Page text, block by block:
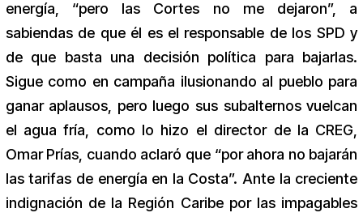
energía, “pero las Cortes no me dejaron”, a
sabiendas de que él es el responsable de los SPD y
de que basta una decisión política para bajarlas.
Sigue como en campaña ilusionando al pueblo para
ganar aplausos, pero luego sus subalternos vuelcan
el agua fría, como lo hizo el director de la CREG,
Omar Prías, cuando aclaró que “por ahora no bajarán
las tarifas de energía en la Costa”. Ante la creciente
indignación de la Región Caribe por las impagables